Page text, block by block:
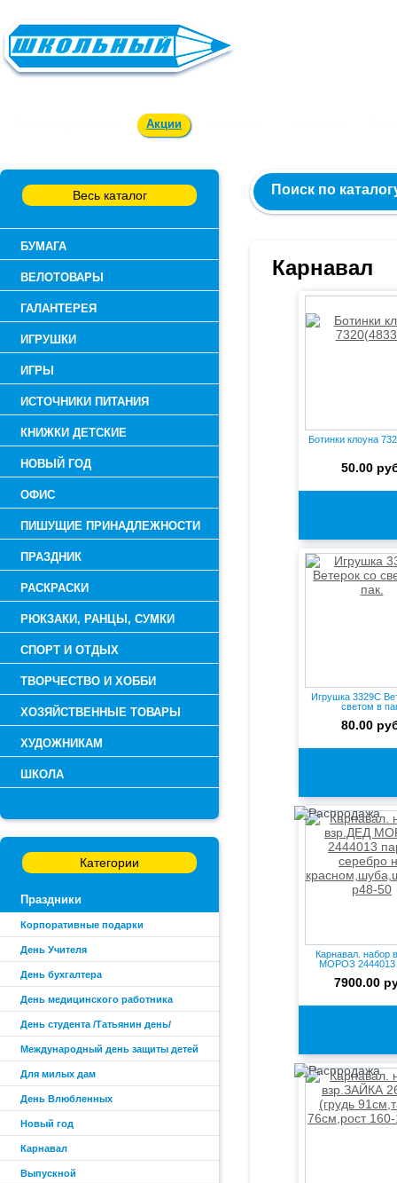
Акции
Весь каталог
БУМАГА
ВЕЛОТОВАРЫ
ГАЛАНТЕРЕЯ
ИГРУШКИ
ИГРЫ
ИСТОЧНИКИ ПИТАНИЯ
КНИЖКИ ДЕТСКИЕ
НОВЫЙ ГОД
ОФИС
ПИШУЩИЕ ПРИНАДЛЕЖНОСТИ
ПРАЗДНИК
РАСКРАСКИ
РЮКЗАКИ, РАНЦЫ, СУМКИ
СПОРТ И ОТДЫХ
ТВОРЧЕСТВО И ХОББИ
ХОЗЯЙСТВЕННЫЕ ТОВАРЫ
ХУДОЖНИКАМ
ШКОЛА
Категории
Праздники
Корпоративные подарки
День Учителя
День бухгалтера
День медицинского работника
День студента /Татьянин день/
Международный день защиты детей
Для милых дам
День Влюбленных
Новый год
Карнавал
Выпускной
Поиск по
Карнавал
Ботинки клоуна
50.00
Игрушка 3329C
светом в
80.00
Карнавал. набор
МОРОЗ 2444013
7900.00